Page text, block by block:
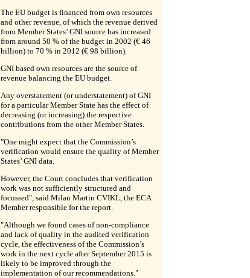
The EU budget is financed from own resources
and other revenue, of which the revenue derived
from Member States’ GNI source has increased
from around 50 % of the budget in 2002 (€ 46
billion) to 70 % in 2012 (€ 98 billion).
GNI based own resources are the source of
revenue balancing the EU budget.
Any overstatement (or understatement) of GNI
for a particular Member State has the effect of
decreasing (or increasing) the respective
contributions from the other Member States.
"One might expect that the Commission’s
verification would ensure the quality of Member
States’ GNI data.
However, the Court concludes that verification
work was not sufficiently structured and
focussed", said Milan Martin CVIKL, the ECA
Member responsible for the report.
"Although we found cases of non-compliance
and lack of quality in the audited verification
cycle, the effectiveness of the Commission’s
work in the next cycle after September 2015 is
likely to be improved through the
implementation of our recommendations."